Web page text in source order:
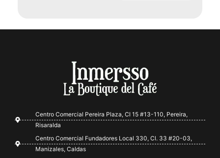
Centro Comercial Pereira Plaza, Cl 15 #13-110, Pereira,
Risaralda
Centro Comercial Fundadores Local 330, Cl. 33 #20-03,
Manizales, Caldas